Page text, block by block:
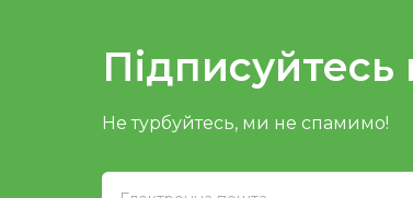
Підписуйтесь
Не турбуйтесь, ми не спамимо!